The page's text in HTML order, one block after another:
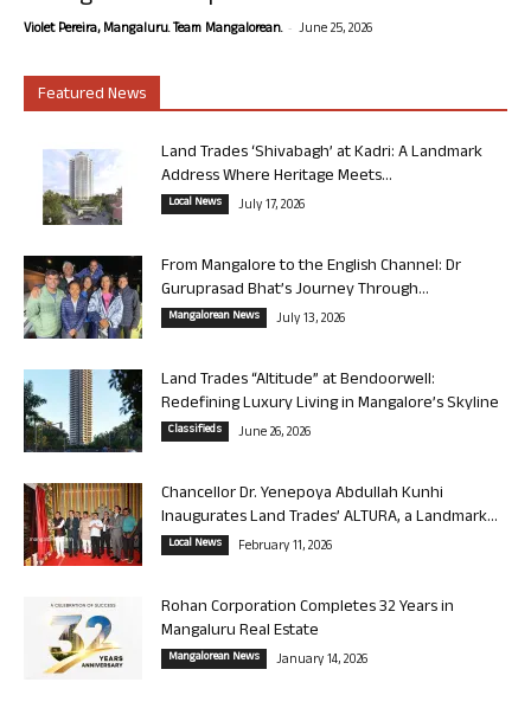
Violet Pereira, Mangaluru. Team Mangalorean. - June 25, 2026
Featured News
Land Trades ‘Shivabagh’ at Kadri: A Landmark
Address Where Heritage Meets...
Local News July 17, 2026
From Mangalore to the English Channel: Dr
Guruprasad Bhat’s Journey Through...
Mangalorean News July 13, 2026
Land Trades “Altitude” at Bendoorwell:
Redefining Luxury Living in Mangalore’s Skyline
Classifieds June 26, 2026
Chancellor Dr. Yenepoya Abdullah Kunhi
Inaugurates Land Trades’ ALTURA, a Landmark...
Local News February 11, 2026
Rohan Corporation Completes 32 Years in
Mangaluru Real Estate
Mangalorean News January 14, 2026